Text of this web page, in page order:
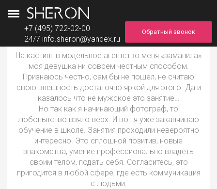
Обратный звонок
+7 (495) 722-02-00
24/7 info.sheron@yandex.ru
На кастинг в модельное агентство меня «заманила»
моя девушка ни совсем честным способом.
Признаюсь честно, сам бы не пошел, не считаю
свою внешность достаточно яркой для этого. Да и
казалось что не мужское это занятие…
Но так как я начинающий фотограф, то
любопытство взяло верх. И вот я уже заканчиваю
обучение в школе. Занятия проходили невероятно
интересно. Это сплошной позитив, новые
знакомства, умение профессионально владеть
своим телом, подать себя. Согласитесь, это
пригодится в любой сфере, где есть коммуникация
с людьми.